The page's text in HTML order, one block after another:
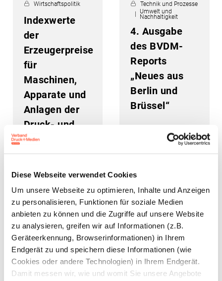
Diese Webseite verwendet Cookies
Um unsere Webseite zu optimieren, Inhalte und Anzeigen
zu personalisieren, Funktionen für soziale Medien
anbieten zu können und die Zugriffe auf unsere Website
zu analysieren, greifen wir auf Informationen (z.B.
Geräteerkennung, Browserinformationen) in Ihrem
Endgerät zu und speichern diese Informationen (wie
Cookies oder andere Technologien) in Ihrem Endgerät.
Damit messen wir, wie und womit Sie unsere Angebote
Wirtschaftspolitik
Indexwerte
der
Erzeugerpreise
für
Maschinen,
Apparate und
Anlagen der
Druck- und
Medienindustrie
2000 – 1.
Halbjahr 2024
13. August 2024
Technik und Prozesse
Umwelt und
Nachhaltigkeit
4. Ausgabe
des BVDM-
Reports
„Neues aus
Berlin und
Brüssel“
08. August 2024